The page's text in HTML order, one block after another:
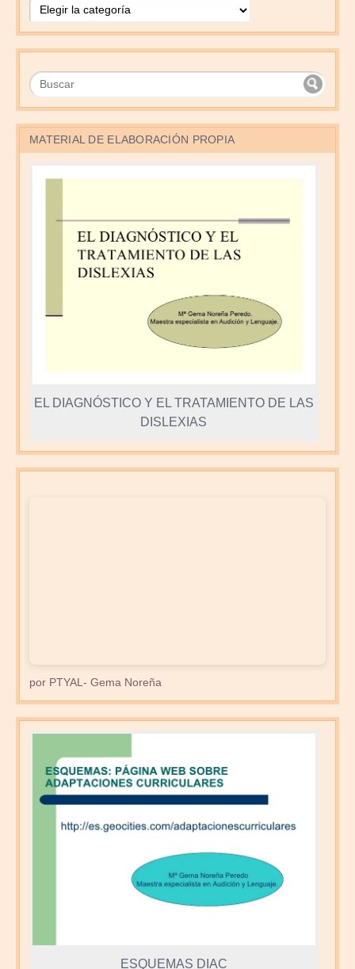
MATERIAL DE ELABORACIÓN PROPIA
EL DIAGNÓSTICO Y EL TRATAMIENTO DE LAS
DISLEXIAS
por PTYAL- Gema Noreña
ESQUEMAS DIAC